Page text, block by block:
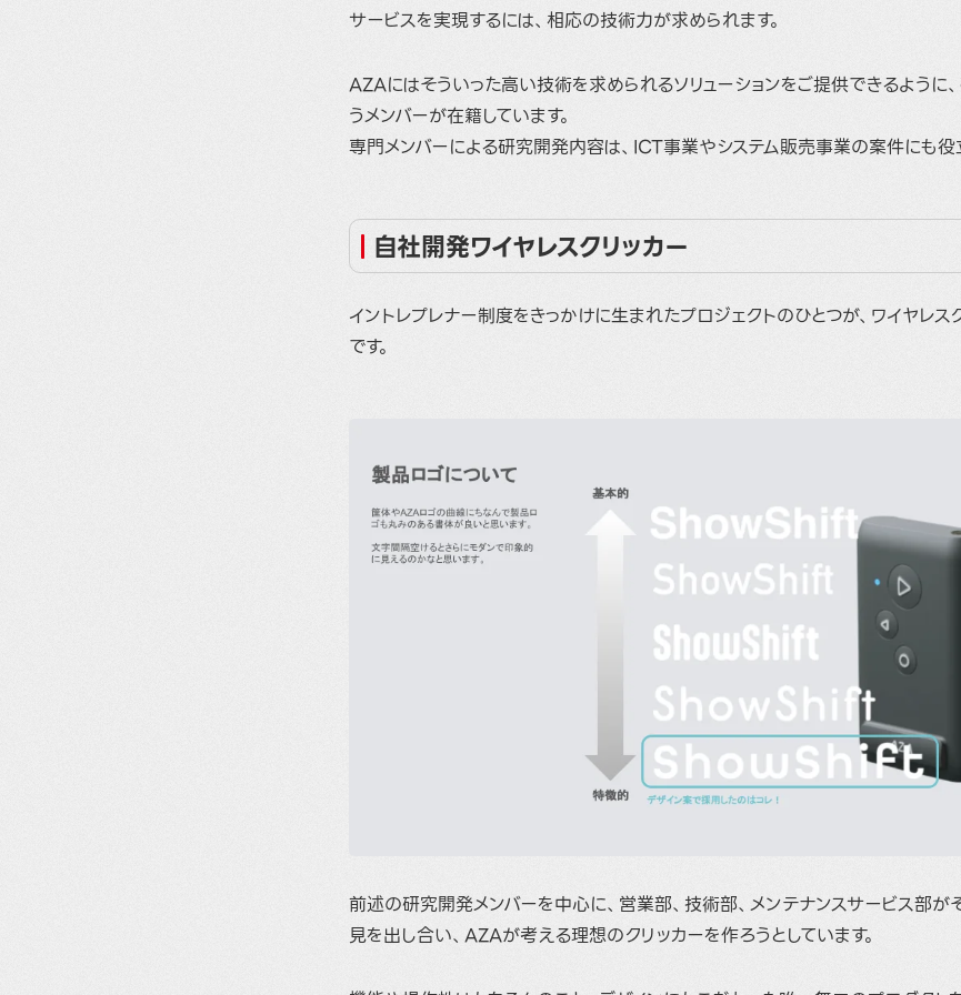
サービスを実現するには、相応の技術力が求められます。
AZAにはそういった高い技術を求められるソリューションをご提供できるように
うメンバーが在籍しています。
専門メンバーによる研究開発内容は、 ICT事業やシステム販売事業の案件にも役
自社開発ワイヤレスクリッカー
イントレプレナー制度をきっかけに生まれたプロジェクトのひとつが、ワイヤレ
です。
前述の研究開発メンバーを中心に、営業部、技術部、メンテナンスサービス部
見を出し合い、AZAが考える理想のクリッカーを作ろうとしています。